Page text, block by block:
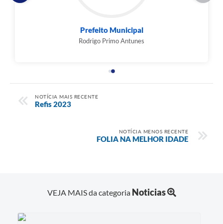
Prefeito Municipal
Rodrigo Primo Antunes
NOTÍCIA MAIS RECENTE
Refis 2023
NOTÍCIA MENOS RECENTE
FOLIA NA MELHOR IDADE
VEJA MAIS da categoria Noticias